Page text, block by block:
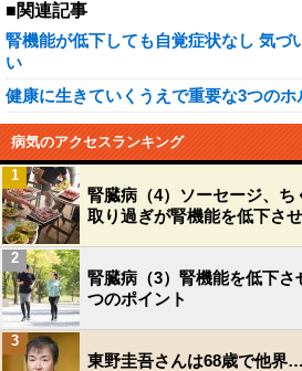
■関連記事
腎機能が低下しても自覚症状なし 気づ
い
健康に生きていくうえで重要な3つの
病気のアクセスランキング
腎臓病（4）ソーセージ、
取り過ぎが腎機能を低下さ
1
腎臓病（3）腎機能を低下
つのポイント
2
東野圭吾さんは68歳で他界
3